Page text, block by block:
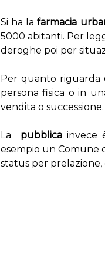
Si ha lafarmacia
5000 abitanti. Per
deroghe poi per
Per quanto riguarda
persona fisica o in
vendita o successione.
La pubblicainvece
esempio un Comune
status per prelazione,